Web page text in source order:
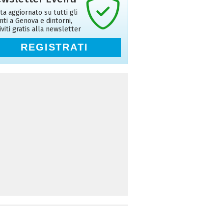
aggiornato su tutti gli
a Genova e dintorni,
gratis alla newsletter
REGISTRATI